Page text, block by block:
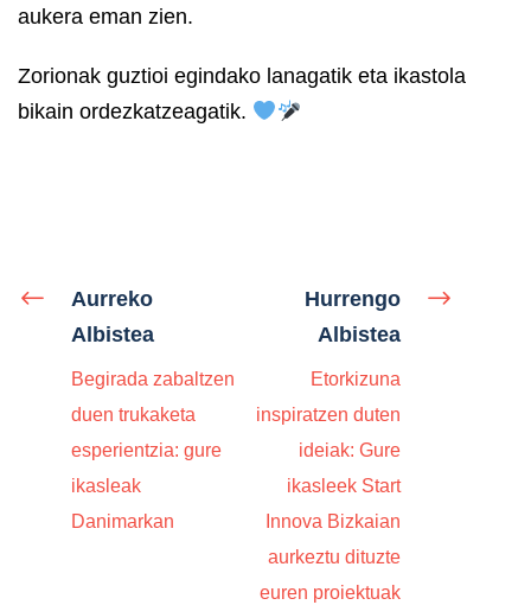
aukera eman zien.
Zorionak guztioi egindako lanagatik eta ikastola
bikain ordezkatzeagatik.
Aurreko
Albistea
Begirada zabaltzen
duen trukaketa
esperientzia: gure
ikasleak
Danimarkan
Hurrengo
Albistea
Etorkizuna
inspiratzen duten
ideiak: Gure
ikasleek Start
Innova Bizkaian
aurkeztu dituzte
euren proiektuak